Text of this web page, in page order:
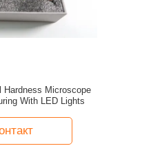
Hardness Microscope
With LED Lights